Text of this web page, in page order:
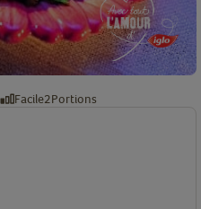
Facile2Portions